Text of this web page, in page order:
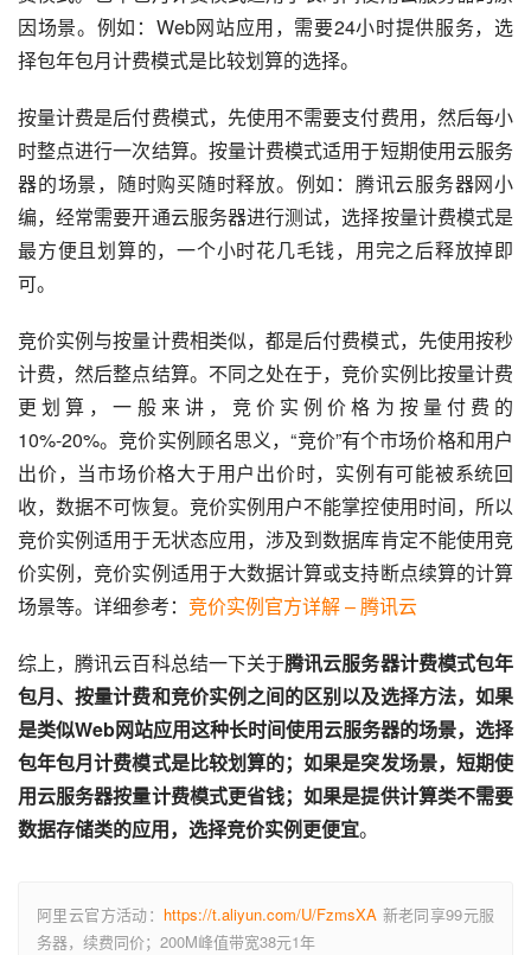
因场景。例如：Web网站应用，需要24小时提供服务，选
择包年包月计费模式是比较划算的选择。
按量计费是后付费模式，先使用不需要支付费用，然后每小
时整点进行一次结算。按量计费模式适用于短期使用云服务
器的场景，随时购买随时释放。例如：腾讯云服务器网小
编，经常需要开通云服务器进行测试，选择按量计费模式是
最方便且划算的，一个小时花几毛钱，用完之后释放掉即
可。
竞价实例与按量计费相类似，都是后付费模式，先使用按秒
计费，然后整点结算。不同之处在于，竞价实例比按量计费
更划算，一般来讲，竞价实例价格为按量付费的
10%-20%。竞价实例顾名思义，“竞价”有个市场价格和用户
出价，当市场价格大于用户出价时，实例有可能被系统回
收，数据不可恢复。竞价实例用户不能掌控使用时间，所以
竞价实例适用于无状态应用，涉及到数据库肯定不能使用竞
价实例，竞价实例适用于大数据计算或支持断点续算的计算
场景等。详细参考： 竞价实例官方详解 – 腾讯云
综上，腾讯云百科总结一下关于腾讯云服务器计费模式包年
包月、按量计费和竞价实例之间的区别以及选择方法，如果
是类似Web网站应用这种长时间使用云服务器的场景，选择
包年包月计费模式是比较划算的；如果是突发场景，短期使
用云服务器按量计费模式更省钱；如果是提供计算类不需要
数据存储类的应用，选择竞价实例更便宜。
阿里云官方活动： https://t.aliyun.com/U/FzmsXA 新老同享99元服
务器，续费同价；200M峰值带宽38元1年